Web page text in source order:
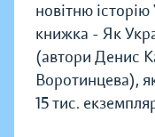
новітню
книжка - Як
(автори Денис
Воротинцева),
15 тис.